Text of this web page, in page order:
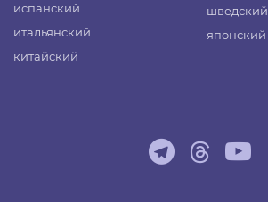
испанский
итальянский
китайский
шведский
японский